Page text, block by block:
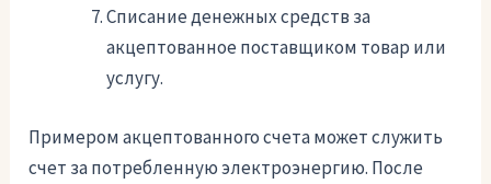
Списание денежных средств за
акцептованное поставщиком товар или
услугу.
Примером акцептованного счета может служить
счет за потребленную электроэнергию. После